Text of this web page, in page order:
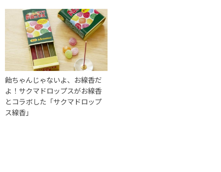
飴ちゃんじゃないよ、お線香だ
よ！サクマドロップスがお線香
とコラボした「サクマドロップ
ス線香」